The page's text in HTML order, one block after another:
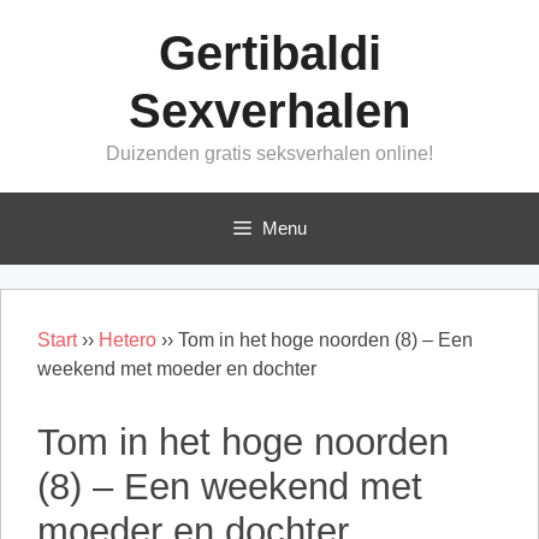
Gertibaldi
Sexverhalen
Duizenden gratis seksverhalen online!
Menu
Start›› Hetero ›› Tom in het hoge noorden (8) – Een
weekend met moeder en dochter
Tom in het hoge noorden
(8) – Een weekend met